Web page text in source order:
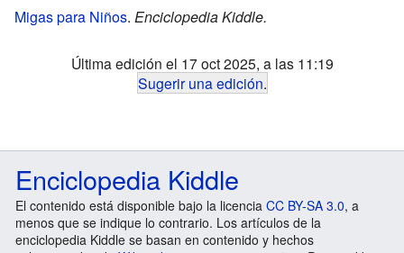
Migas para Niños. Enciclopedia Kiddle.
Última edición el 17 oct 2025, a las 11:19
Sugerir una edición.
Enciclopedia Kiddle
El contenido está disponible bajo la licencia CC BY-SA 3.0, a
menos que se indique lo contrario. Los artículos de la
enciclopedia Kiddle se basan en contenido y hechos